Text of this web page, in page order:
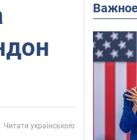
Читати українською